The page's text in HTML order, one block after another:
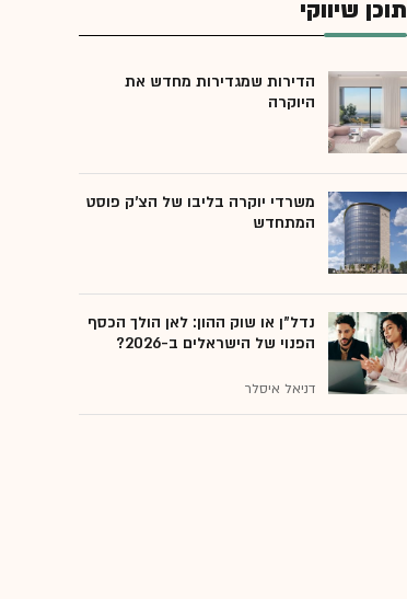
תוכן שיווקי
הדירות שמגדירות מחדש את
היוקרה
משרדי יוקרה בליבו של הצ'ק פוסט
המתחדש
נדל"ן או שוק ההון: לאן הולך הכסף
הפנוי של הישראלים ב-2026?
דניאל איסלר